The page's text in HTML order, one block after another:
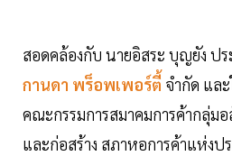
สอดคล้องกับ นายอิสระ บุญยัง ป
กานดา พร็อพเพอร์ตี้ จำกัด แล
คณะกรรมการสมาคมการค้ากลุ่ม
และก่อสร้าง สภาหอการค้าแห่งป